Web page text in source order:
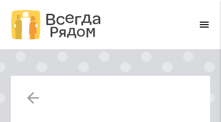
menu
arrow_back